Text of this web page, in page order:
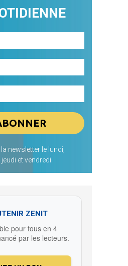
newsletter le lundi,
et vendredi
ZENIT
pour tous en 4
par les lecteurs.